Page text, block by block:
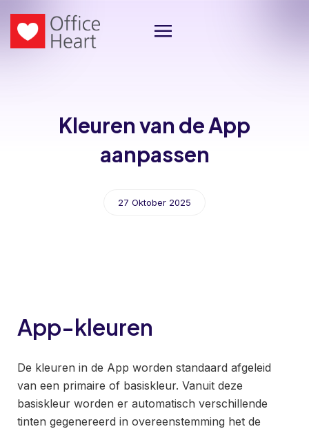
Kleuren van de App
aanpassen
27 Oktober 2025
App-kleuren
De kleuren in de App worden standaard afgeleid
van een primaire of basiskleur. Vanuit deze
basiskleur worden er automatisch verschillende
tinten gegenereerd in overeenstemming het de